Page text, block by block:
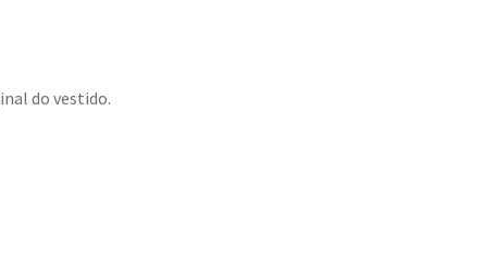
do vestido.